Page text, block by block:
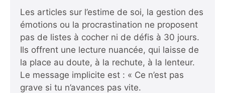
Les articles sur l’estime de soi, la gestion des
émotions ou la procrastination ne proposent
pas de listes à cocher ni de défis à 30 jours.
Ils offrent une lecture nuancée, qui laisse de
la place au doute, à la rechute, à la lenteur.
Le message implicite est : « Ce n’est pas
grave si tu n’avances pas vite.